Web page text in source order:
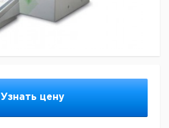
Узнать цену